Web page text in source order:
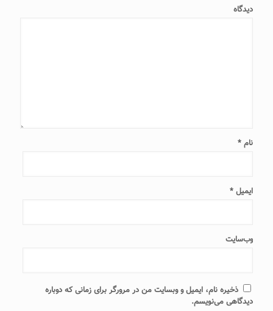
دیدگاه
نام *
ایمیل *
وب‌سایت
ذخیره نام، ایمیل و وبسایت من در مرورگر برای زمانی که دوباره
دیدگاهی می‌نویسم.